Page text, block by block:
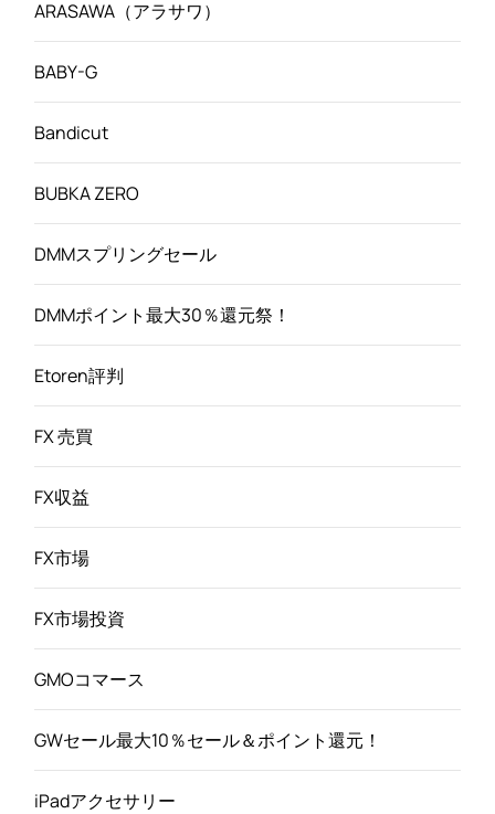
ARASAWA（アラサワ）
BABY-G
Bandicut
BUBKA ZERO
DMMスプリングセール
DMMポイント最大30％還元祭！
Etoren評判
FX 売買
FX収益
FX市場
FX市場投資
GMOコマース
GWセール最大10％セール＆ポイント還元！
iPadアクセサリー